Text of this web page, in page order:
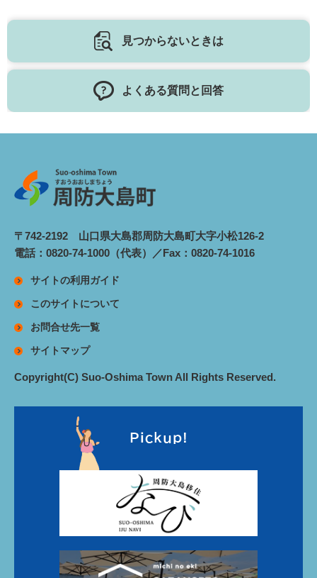
見つからないときは
よくある質問と回答
〒742-2192 山口県大島郡周防大島町大字小松126-2
電話：0820-74-1000（代表）／Fax：0820-74-1016
サイトの利用ガイド
このサイトについて
お問合せ先一覧
サイトマップ
Copyright(C) Suo-Oshima Town All Rights Reserved.